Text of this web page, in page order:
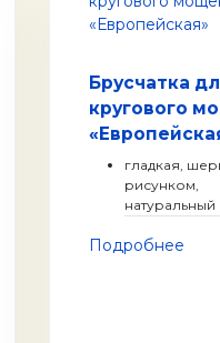
Брусчатка
кругового
гладкая,
рисунком,
натуральный
Подробнее